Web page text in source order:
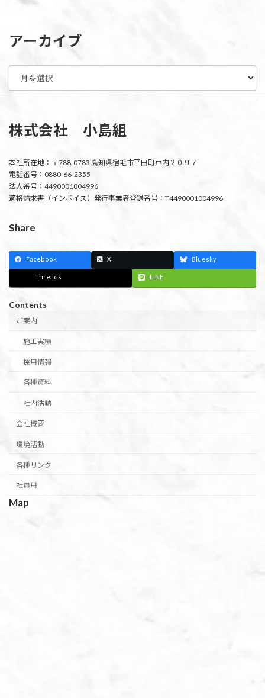
アーカイブ
カ
株式会社 小島組
本社所在地：〒788-0783 高知県宿毛市平田町戸内２０９７
電話番号：0880-66-2355
法人番号：4490001004996
適格請求書（インボイス）発行事業者登録番号：T4490001004996
Share
Facebook X Bluesky
Threads LINE
Contents
ご案内
施工実績
採用情報
各種資料
社内活動
会社概要
環境活動
各種リンク
社員用
Map